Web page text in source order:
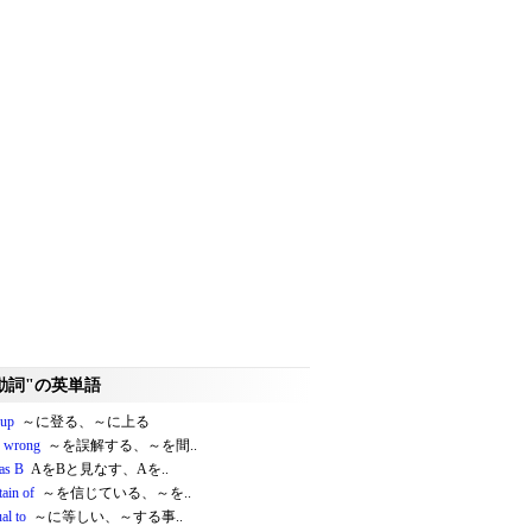
詞"の英単語
～に登る、～に上る
wrong ～を誤解する、～を間..
B AをBと見なす、Aを..
of ～を信じている、～を..
to ～に等しい、～する事..